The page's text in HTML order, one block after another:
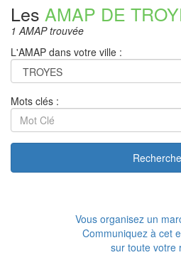
Les AMAP DE
1 AMAP trouvée
L'AMAP dans votre ville :
Mots clés :
Vous organisez un
Communiquez à cet
sur toute votre